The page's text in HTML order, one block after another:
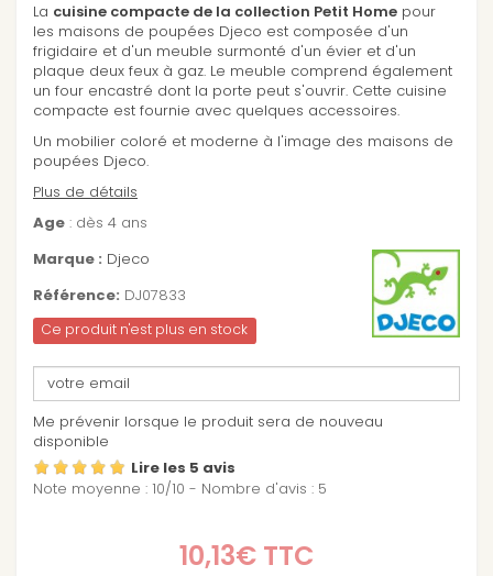
La cuisine compacte de la collection Petit Home pour
les maisons de poupées Djeco est composée d'un
frigidaire et d'un meuble surmonté d'un évier et d'un
plaque deux feux à gaz. Le meuble comprend également
un four encastré dont la porte peut s'ouvrir. Cette cuisine
compacte est fournie avec quelques accessoires.
Un mobilier coloré et moderne à l'image des maisons de
poupées Djeco.
Plus de détails
Age : dès 4 ans
Marque : Djeco
Référence: DJ07833
Ce produit n'est plus en stock
Me prévenir lorsque le produit sera de nouveau
disponible
Lire les 5 avis
Note moyenne : 10/10 - Nombre d'avis : 5
10,13€TTC